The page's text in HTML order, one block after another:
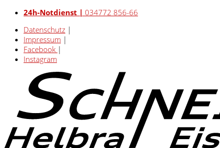
24h-Notdienst | 034772 856-66
Datenschutz |
Impressum |
Facebook |
Instagram